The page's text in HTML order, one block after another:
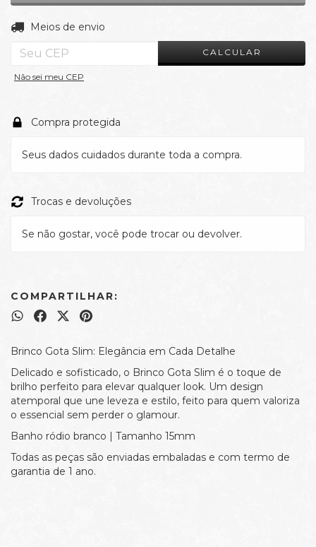
Entregas para o CEP:
Meios de envio
CALCULAR
Não sei meu CEP
Compra protegida
Seus dados cuidados durante toda a compra.
Trocas e devoluções
Se não gostar, você pode trocar ou devolver.
COMPARTILHAR:
Brinco Gota Slim: Elegância em Cada Detalhe
Delicado e sofisticado, o Brinco Gota Slim é o toque de
brilho perfeito para elevar qualquer look. Um design
atemporal que une leveza e estilo, feito para quem valoriza
o essencial sem perder o glamour.
Banho ródio branco | Tamanho 15mm
Todas as peças são enviadas embaladas e com termo de
garantia de 1 ano.